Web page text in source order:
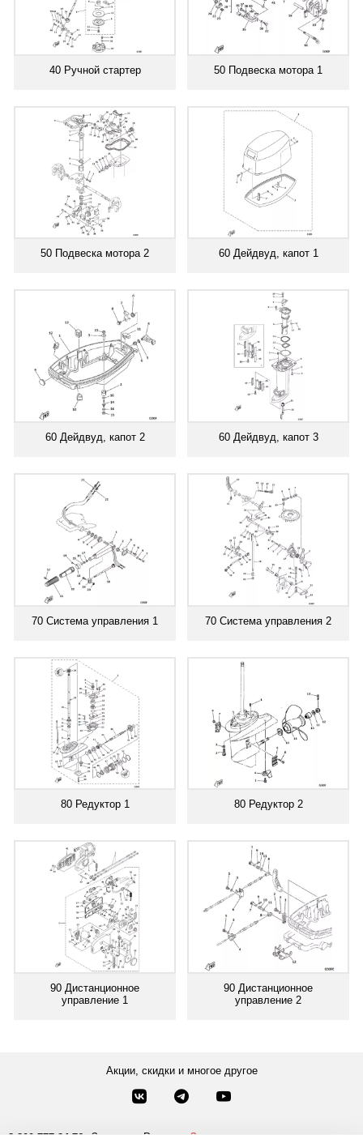
40 Ручной стартер 50 Подвеска мотора 1
50 Подвеска мотора 2 60 Дейдвуд, капот 1
60 Дейдвуд, капот 2 60 Дейдвуд, капот 3
70 Система управления 1 70 Система управления 2
80 Редуктор 1 80 Редуктор 2
90 Дистанционное
управление 1
90 Дистанционное
управление 2
Акции, скидки и многое другое